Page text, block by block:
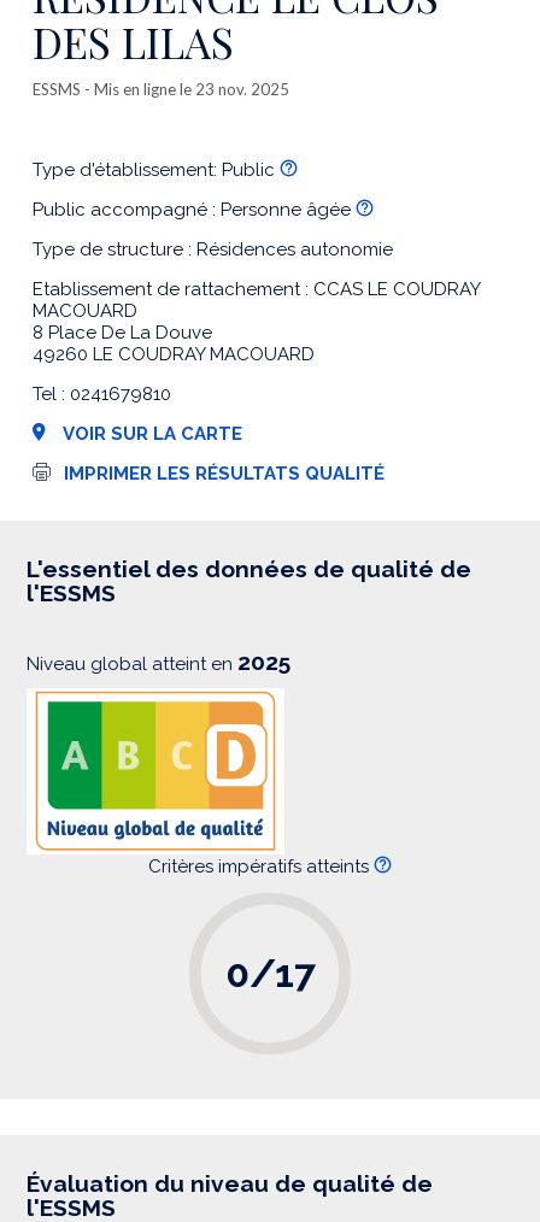
DES LILAS
ESSMS - Mis en ligne le 23 nov. 2025
Type d'établissement: Public
Public accompagné : Personne âgée
Type de structure : Résidences autonomie
Etablissement de rattachement : CCAS LE COUDRAY
MACOUARD
8 Place De La Douve
49260 LE COUDRAY MACOUARD
Tel : 0241679810
VOIR SUR LA CARTE
I
s
i
IMPRIMER LES RÉSULTATS QUALITÉ
L'essentiel des données de qualité de
l'ESSMS
Niveau global atteint en 2025
Critères impératifs atteints
0/17
Évaluation du niveau de qualité de
l'ESSMS